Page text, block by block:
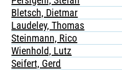
Bletsch, Dietmar
Laudeley, Thomas
Steinmann, Rico
Wienhold, Lutz
Seifert, Gerd